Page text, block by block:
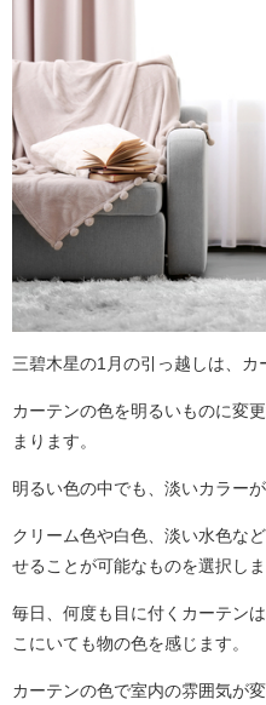
三碧木星の1月の引っ越しは、カ
カーテンの色を明るいものに変
まります。
明るい色の中でも、淡いカラーが
クリーム色や白色、淡い水色な
せることが可能なものを選択しま
毎日、何度も目に付くカーテン
こにいても物の色を感じます。
カーテンの色で室内の雰囲気が